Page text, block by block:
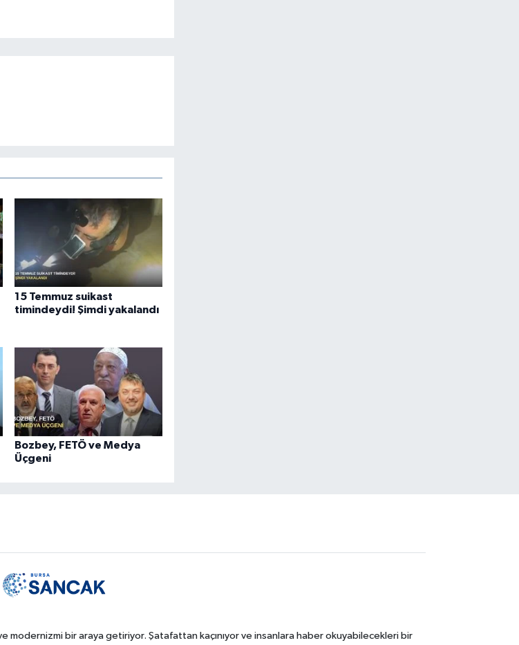
15 Temmuz suikast
timindeydi! Şimdi yakalandı
Bozbey, FETÖ ve Medya
Üçgeni
modernizmi bir araya getiriyor. Şatafattan kaçınıyor ve insanlara haber okuyabilecekleri bir